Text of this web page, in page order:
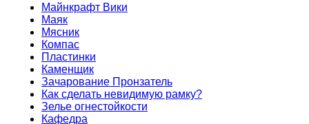
Майнкрафт Вики
Маяк
Мясник
Компас
Пластинки
Каменщик
Зачарование Пронзатель
Как сделать невидимую рамку?
Зелье огнестойкости
Кафедра